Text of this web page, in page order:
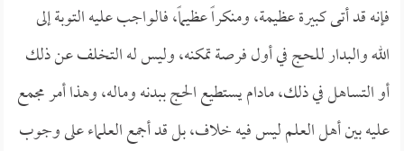
فإنه قد أتى كبيرة عظيمة، ومنكراً عظيماً، فالواجب عليه التوبة إلى
الله والبدار للحج في أول فرصة تمكنه، وليس له التخلف عن ذلك
أو التساهل في ذلك، مادام يستطيع الحج ببدنه وماله، وهذا أمر مجمع
عليه بين أهل العلم ليس فيه خلاف، بل قد أجمع العلماء على وجوب